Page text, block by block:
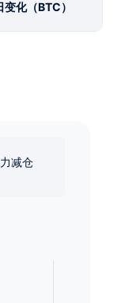
变化（BTC）
减仓